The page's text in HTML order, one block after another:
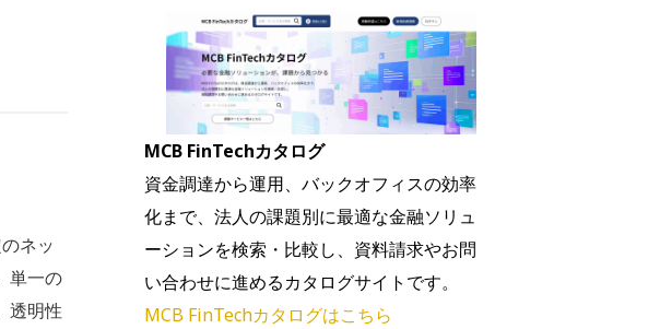
ネッ
単一の
透明性
MCB FinTechカタログ
資金調達から運用、バックオフィスの効率
化まで、法人の課題別に最適な金融ソリュ
ーションを検索・比較し、資料請求やお問
い合わせに進めるカタログサイトです。
MCB FinTechカタログはこちら